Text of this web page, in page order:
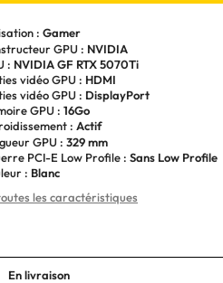
: Gamer
GPU : NVIDIA
: NVIDIA GF RTX 5070Ti
vidéo GPU : HDMI
vidéo GPU : DisplayPort
GPU : 16Go
: Actif
GPU : 329 mm
PCI-E Low Profile : Sans Low Profile
: Blanc
les caractéristiques
En livraison